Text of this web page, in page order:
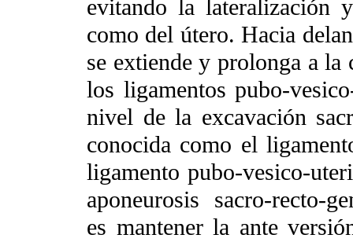
evitando la lateralización
como del útero. Hacia
se extiende y prolonga a la
los ligamentos pubo-
nivel de la excavación
conocida como el
ligamento pubo-vesico-
aponeurosis sacro-recto-
es mantener la ante